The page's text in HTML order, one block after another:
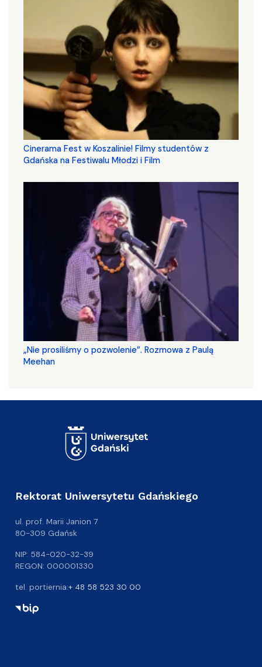
Cinerama Fest w Koszalinie! Filmy studentów z
Gdańska na Festiwalu Młodzi i Film
„Nie prosiliśmy o pozwolenie”. Rozmowa z Paulą
Meehan
Rektorat Uniwersytetu Gdańskiego
ul. prof. Marii Janion 7
80-309 Gdańsk
NIP: 584-020-32-39
REGON: 000001330
tel. portiernia:+ 48 58 523 30 00